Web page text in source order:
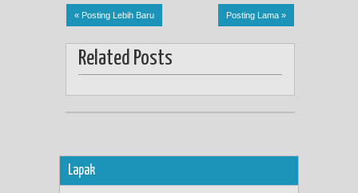
« Posting Lebih Baru Posting Lama »
Related Posts
Lapak